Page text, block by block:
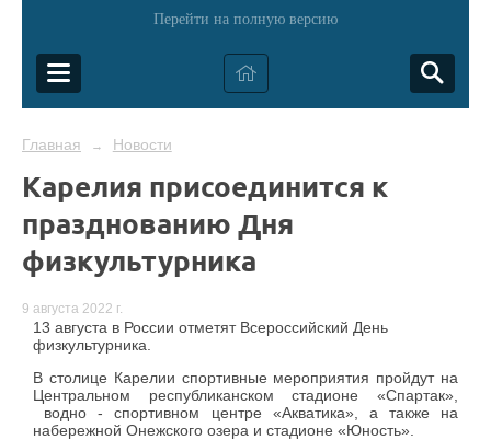
Перейти на полную версию
Главная → Новости
Карелия присоединится к
празднованию Дня
физкультурника
9 августа 2022 г.
13 августа в России отметят Всероссийский День
физкультурника.
В столице Карелии спортивные мероприятия пройдут на
Центральном республиканском стадионе «Спартак»,
водно - спортивном центре «Акватика», а также на
набережной Онежского озера и стадионе «Юность».